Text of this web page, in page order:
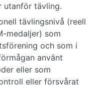
utanför tävling.
tävlingsnivå (reell
medaljer) som
och som i
använt
eller som
eller försvårat